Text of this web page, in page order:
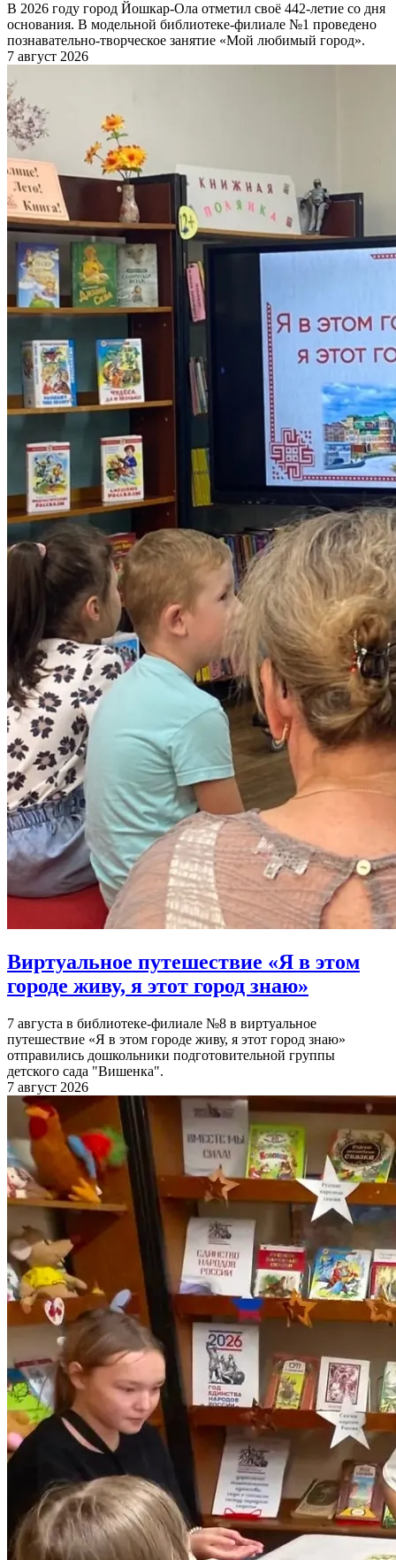
В 2026 году город Йошкар-Ола отметил своё 442-летие со дня
основания. В модельной библиотеке-филиале №1 проведено
познавательно-творческое занятие «Мой любимый город».
7 август 2026
Виртуальное путешествие «Я в этом
городе живу, я этот город знаю»
7 августа в библиотеке-филиале №8 в виртуальное
путешествие «Я в этом городе живу, я этот город знаю»
отправились дошкольники подготовительной группы
детского сада "Вишенка".
7 август 2026